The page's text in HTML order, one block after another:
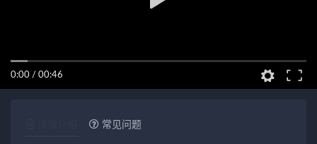
0:00 / 00:46
常见问题